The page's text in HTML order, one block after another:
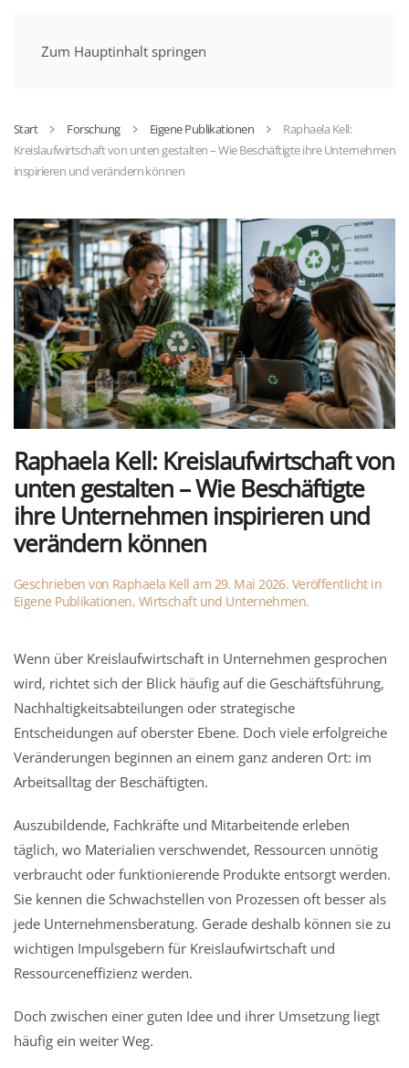
Zum Hauptinhalt springen
Start Forschung Eigene Publikationen
Raphaela Kell:
Kreislaufwirtschaft von unten gestalten – Wie Beschäftigte ihre Unternehmen
inspirieren und verändern können
Raphaela Kell: Kreislaufwirtschaft von
unten gestalten – Wie Beschäftigte
ihre Unternehmen inspirieren und
verändern können
Geschrieben von Raphaela Kell am 29. Mai 2026. Veröffentlicht in
Eigene Publikationen, Wirtschaft und Unternehmen.
Wenn über Kreislaufwirtschaft in Unternehmen gesprochen
wird, richtet sich der Blick häufig auf die Geschäftsführung,
Nachhaltigkeitsabteilungen oder strategische
Entscheidungen auf oberster Ebene. Doch viele erfolgreiche
Veränderungen beginnen an einem ganz anderen Ort: im
Arbeitsalltag der Beschäftigten.
Auszubildende, Fachkräfte und Mitarbeitende erleben
täglich, wo Materialien verschwendet, Ressourcen unnötig
verbraucht oder funktionierende Produkte entsorgt werden.
Sie kennen die Schwachstellen von Prozessen oft besser als
jede Unternehmensberatung. Gerade deshalb können sie zu
wichtigen Impulsgebern für Kreislaufwirtschaft und
Ressourceneffizienz werden.
Doch zwischen einer guten Idee und ihrer Umsetzung liegt
häufig ein weiter Weg.